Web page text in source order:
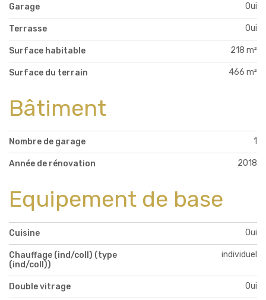
Garage Oui
Terrasse Oui
Surface habitable 218 m²
Surface du terrain 466 m²
Bâtiment
Nombre de garage 1
Année de rénovation 2018
Equipement de base
Cuisine Oui
Chauffage (ind/coll) (type
(ind/coll))
individuel
Double vitrage Oui